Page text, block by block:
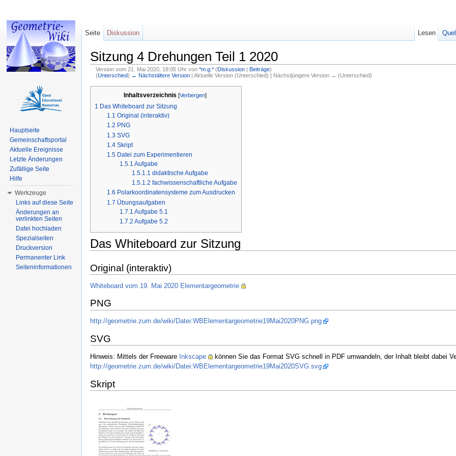
Sitzung 4 Drehungen Teil 1 2020
Version vom 21. Mai 2020, 18:05 Uhr von *m.g.* (Diskussion| Beiträge)
(Unterschied) ← Nächstältere Version| Aktuelle Version (Unterschied) | Nächstjüngere Version → (Unterschied)
Inhaltsverzeichnis [Verbergen]
1 Das Whiteboard zur Sitzung
1.1 Original (interaktiv)
1.2 PNG
1.3 SVG
1.4 Skript
1.5 Datei zum Experimentieren
1.5.1 Aufgabe
1.5.1.1 didaktische Aufgabe
1.5.1.2 fachwissenschaftliche Aufgabe
1.6 Polarkoordinatensysteme zum Ausdrucken
1.7 Übungsaufgaben
1.7.1 Aufgabe 5.1
1.7.2 Aufgabe 5.2
Das Whiteboard zur Sitzung
Original (interaktiv)
Whiteboard vom 19. Mai 2020 Elementargeometrie
PNG
http://geometrie.zum.de/wiki/Datei:WBElementargeometrie19Mai2020PNG.png
SVG
Hinweis: Mittels der Freeware Inkscape
können Sie das Format SVG schnell in PDF umwandeln, der Inhalt bleibt dabei
http://geometrie.zum.de/wiki/Datei:WBElementargeometrie19Mai2020SVG.svg
Skript
Seite Diskussion Lesen
Hauptseite
Gemeinschaftsportal
Aktuelle Ereignisse
Letzte Änderungen
Zufällige Seite
Hilfe
Werkzeuge
Links auf diese Seite
Änderungen an
verlinkten Seiten
Datei hochladen
Spezialseiten
Druckversion
Permanenter Link
Seiteninformationen